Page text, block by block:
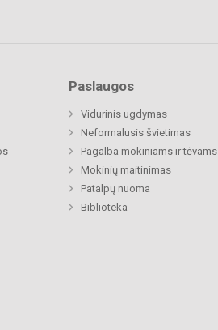
Paslaugos
Vidurinis ugdymas
Neformalusis švietimas
Pagalba mokiniams ir tėvams
Mokinių maitinimas
Patalpų nuoma
Biblioteka